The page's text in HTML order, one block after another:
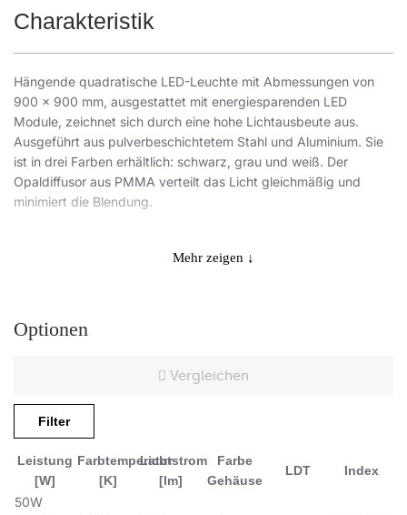
Charakteristik
Hängende quadratische LED-Leuchte mit Abmessungen von
900 x 900 mm, ausgestattet mit energiesparenden LED
Module, zeichnet sich durch eine hohe Lichtausbeute aus.
Ausgeführt aus pulverbeschichtetem Stahl und Aluminium. Sie
ist in drei Farben erhältlich: schwarz, grau und weiß. Der
Opaldiffusor aus PMMA verteilt das Licht gleichmäßig und
minimiert die Blendung.
Anwendungsbereiche
Bahnhofshallen, Wartezimmer, Einkaufszentren,
Mehr zeigen ↓
Optionen
Vergleichen
Filter
Leistung
[W]
Farbtemperatur
[K]
Lichtstrom
[lm]
Farbe
Gehäuse
LDT Index
50W